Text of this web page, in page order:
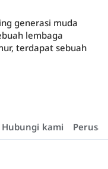
generasi muda
lembaga
terdapat sebuah
Hubungi kami